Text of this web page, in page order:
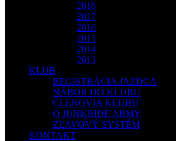
2018
2017
2016
2015
2014
2013
KLUB
REGISTRÁCIA JAZDCA
NÁBOR DO KLUBU
ČLENOVIA KLUBU
O JUNKRIDE ARMY
ZĽAVOVÝ SYSTÉM
KONTAKT